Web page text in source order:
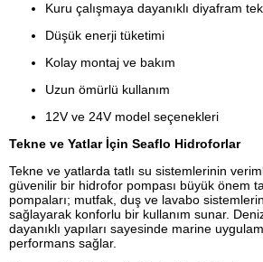
Kuru çalışmaya dayanıklı diyafram
Düşük enerji tüketimi
Kolay montaj ve bakım
Uzun ömürlü kullanım
12V ve 24V model seçenekleri
Tekne ve Yatlar İçin Seaflo Hidroforlar
Tekne ve yatlarda tatlı su sistemlerinin
güvenilir bir hidrofor pompası büyük önem
pompaları; mutfak, duş ve lavabo
sağlayarak konforlu bir kullanım sunar.
dayanıklı yapıları sayesinde marine
performans sağlar.